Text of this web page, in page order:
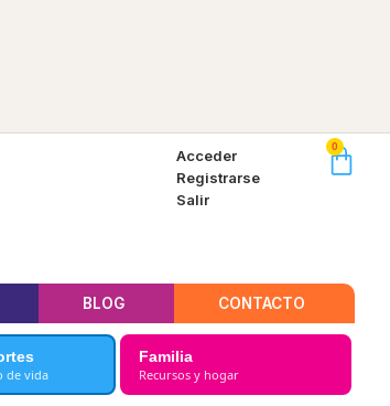
Acceder
Registrarse
Salir
0
BLOG CONTACTO
de vida
Familia
Recursos y hogar